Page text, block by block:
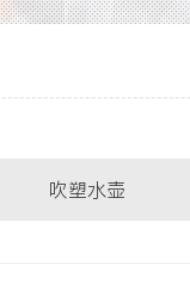
吹塑水壶